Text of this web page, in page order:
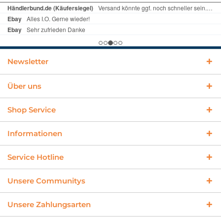
Newsletter
Über uns
Shop Service
Informationen
Service Hotline
Unsere Communitys
Unsere Zahlungsarten